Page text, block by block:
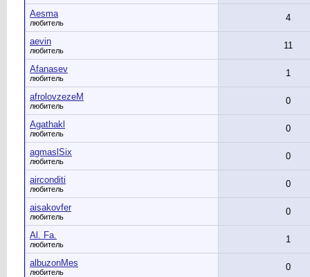
Aesma
любитель 4
aevin
любитель 11
Afanasev
любитель 1
afrolovzezeM
любитель 0
Agathakl
любитель 0
agmaslSix
любитель 0
airconditi
любитель 0
aisakovfer
любитель 0
Al. Fa.
любитель 1
albuzonMes
любитель 0